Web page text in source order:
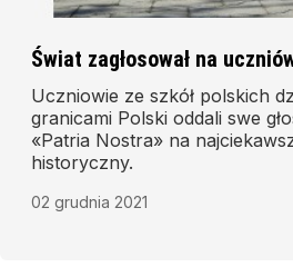
Świat zagłosował na
Uczniowie ze szkół polskich
granicami Polski oddali swe
«Patria Nostra» na
historyczny.
02 grudnia 2021